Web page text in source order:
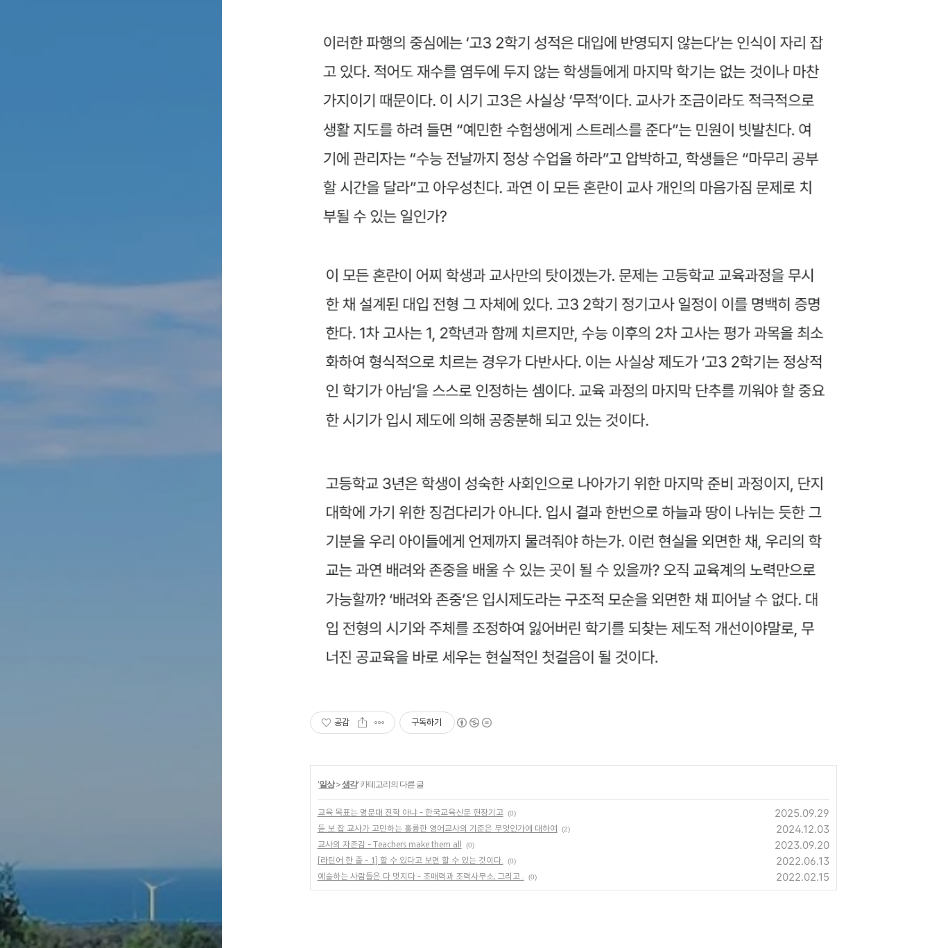
공감 구독하기
'일상>생각' 카테고리의 다른 글
교육 목표는 명문대 진학 아냐 - 한국교육신문 현장기고 (0) 2025.09.29
듣.보.잡 교사가 고민하는 훌륭한 영어교사의 기준은 무엇인가에 대하여 (2) 2024.12.03
교사의 자존감 - Teachers make them all (0) 2023.09.20
[라틴어 한 줄 - 1] 할 수 있다고 보면 할 수 있는 것이다. (0) 2022.06.13
예술하는 사람들은 다 멋지다 - 조매력과 조력사무소, 그리고.. (0) 2022.02.15